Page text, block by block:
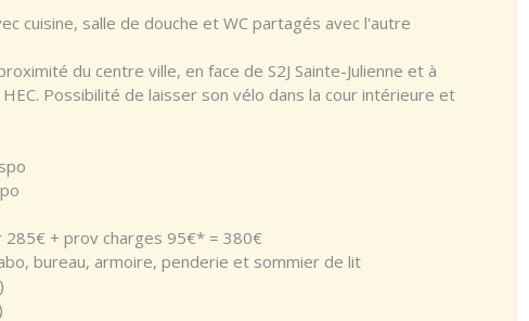
cuisine, salle de douche et WC partagés avec l'autre
du centre ville, en face de S2J Sainte-Julienne et à
Possibilité de laisser son vélo dans la cour intérieure et
+ prov charges 95€* = 380€
bureau, armoire, penderie et sommier de lit